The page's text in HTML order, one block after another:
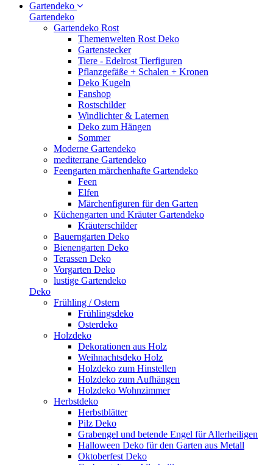
Gartendeko
Gartendeko
Gartendeko Rost
Themenwelten Rost Deko
Gartenstecker
Tiere - Edelrost Tierfiguren
Pflanzgefäße + Schalen + Kronen
Deko Kugeln
Fanshop
Rostschilder
Windlichter & Laternen
Deko zum Hängen
Sommer
Moderne Gartendeko
mediterrane Gartendeko
Feengarten märchenhafte Gartendeko
Feen
Elfen
Märchenfiguren für den Garten
Küchengarten und Kräuter Gartendeko
Kräuterschilder
Bauerngarten Deko
Bienengarten Deko
Terassen Deko
Vorgarten Deko
lustige Gartendeko
Deko
Frühling / Ostern
Frühlingsdeko
Osterdeko
Holzdeko
Dekorationen aus Holz
Weihnachtsdeko Holz
Holzdeko zum Hinstellen
Holzdeko zum Aufhängen
Holzdeko Wohnzimmer
Herbstdeko
Herbstblätter
Pilz Deko
Grabengel und betende Engel für Allerheiligen
Halloween Deko für den Garten aus Metall
Oktoberfest Deko